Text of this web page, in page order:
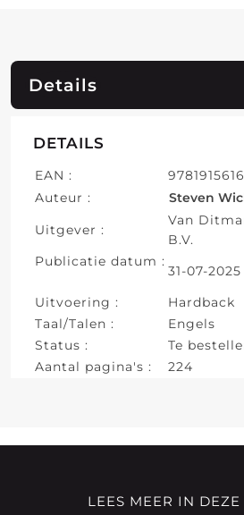
Details
DETAILS
EAN :
Auteur :
Steven
Uitgever :
Van
B.V.
Publicatie datum :
31-07-2025
Uitvoering :
Hardback
Taal/Talen :
Engels
Status :
Te
Aantal pagina's :
224
LEES MEER IN DEZE